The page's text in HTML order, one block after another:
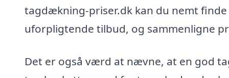
tagdækning-priser.dk kan du nemt
uforpligtende tilbud, og sammenligne
Det er også værd at nævne, at en god